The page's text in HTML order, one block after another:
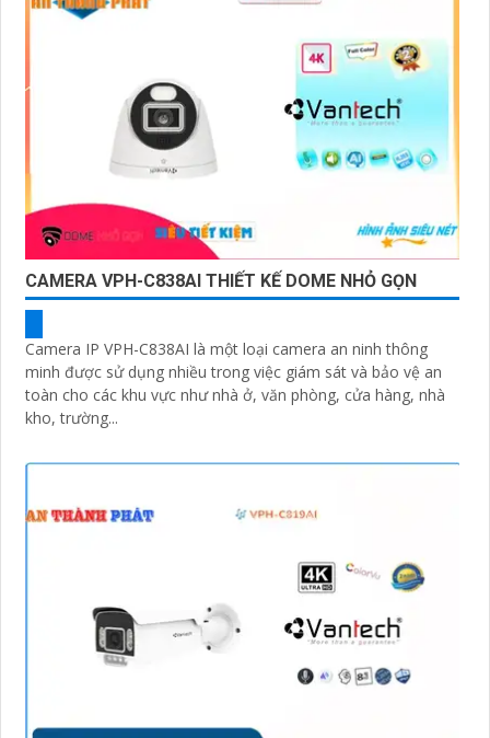
CAMERA VPH-C838AI THIẾT KẾ DOME NHỎ GỌN
Camera IP VPH-C838AI là một loại camera an ninh thông
minh được sử dụng nhiều trong việc giám sát và bảo vệ an
toàn cho các khu vực như nhà ở, văn phòng, cửa hàng, nhà
kho, trường...